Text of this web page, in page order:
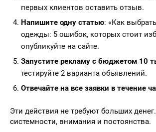
первых клиентов оставить отзыв.
Напишите одну статью: «Как
одежды: 5 ошибок, которых стоит
опубликуйте на сайте.
Запустите рекламу с бюджетом 10
тестируйте 2 варианта объявлений.
Отвечайте на все заявки в течение
Эти действия не требуют больших
системности, внимания и постоянства.